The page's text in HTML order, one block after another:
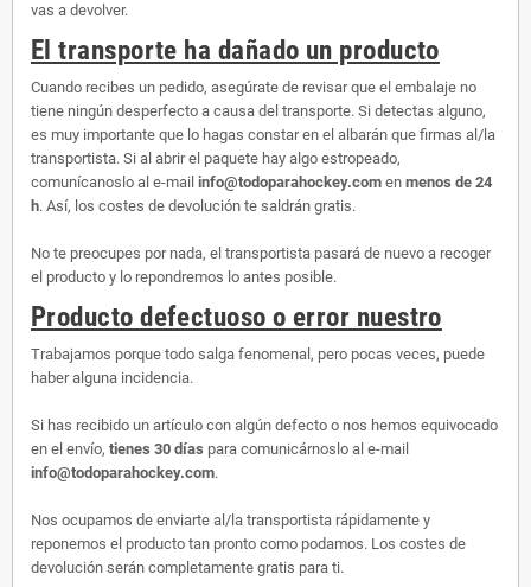
vas a devolver.
El transporte ha dañado un producto
Cuando recibes un pedido, asegúrate de revisar que el embalaje no
tiene ningún desperfecto a causa del transporte. Si detectas alguno,
es muy importante que lo hagas constar en el albarán que firmas al/la
transportista. Si al abrir el paquete hay algo estropeado,
comunícanoslo al e-mail info@todoparahockey.com en menos de 24
h. Así, los costes de devolución te saldrán gratis.
No te preocupes por nada, el transportista pasará de nuevo a recoger
el producto y lo repondremos lo antes posible.
Producto defectuoso o error nuestro
Trabajamos porque todo salga fenomenal, pero pocas veces, puede
haber alguna incidencia.
Si has recibido un artículo con algún defecto o nos hemos equivocado
en el envío, tienes 30 días para comunicárnoslo al e-mail
info@todoparahockey.com.
Nos ocupamos de enviarte al/la transportista rápidamente y
reponemos el producto tan pronto como podamos. Los costes de
devolución serán completamente gratis para ti.